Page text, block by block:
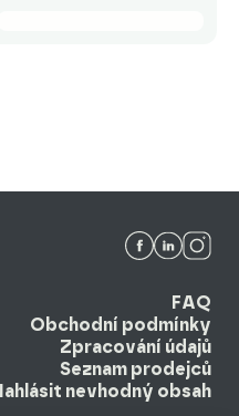
FAQ
Obchodní podmínky
Zpracování údajů
Seznam prodejců
nevhodný obsah